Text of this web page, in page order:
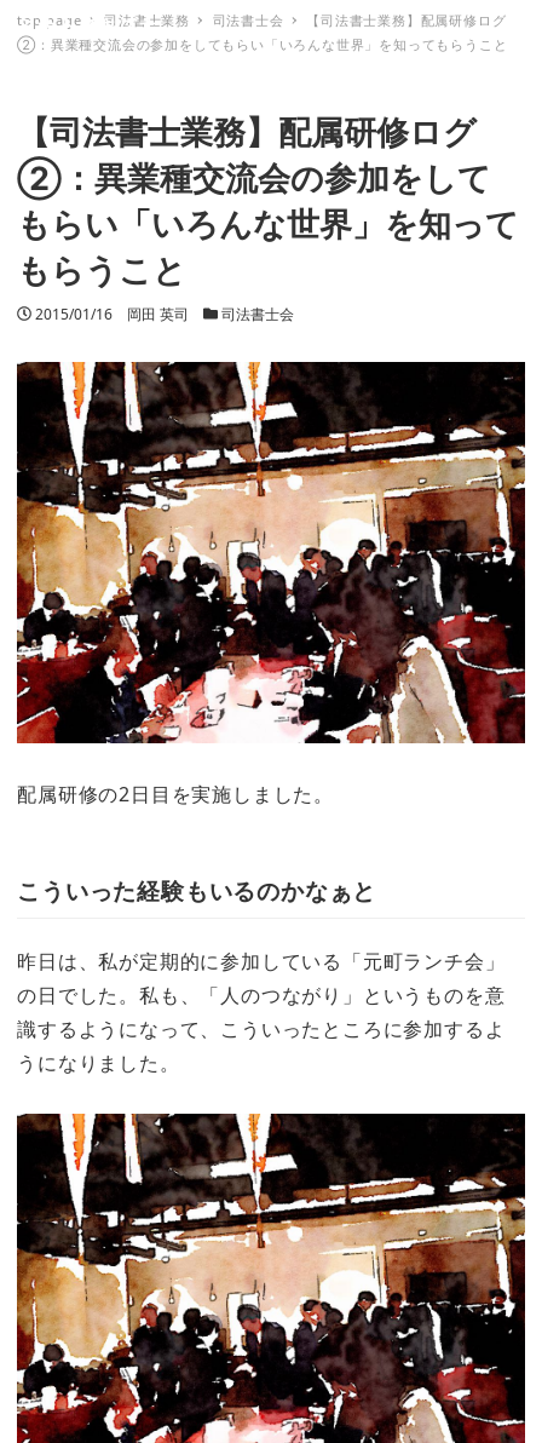
ミナトノキズナ
top page 司法書士業務 司法書士会
【司法書士業務】配属研修ログ
②：異業種交流会の参加をしてもらい「いろんな世界」を知ってもらうこと
【司法書士業務】配属研修ログ
②：異業種交流会の参加をして
もらい「いろんな世界」を知って
もらうこと
投稿日
2015/01/16 著者
岡田 英司 カテゴリー
司法書士会
配属研修の2日目を実施しました。
こういった経験もいるのかなぁと
昨日は、私が定期的に参加している「元町ランチ会」
の日でした。私も、「人のつながり」というものを意
識するようになって、こういったところに参加するよ
うになりました。